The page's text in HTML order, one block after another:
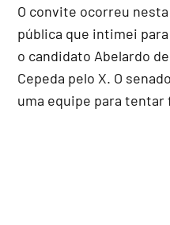
O convite ocorreu
pública que intimei
o candidato Abelardo
Cepeda pelo X. O
uma equipe para tentar